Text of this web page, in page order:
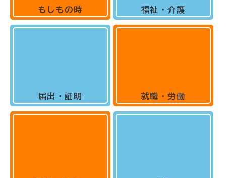
もしもの時
届出・証明
福祉・介護
就職・労働